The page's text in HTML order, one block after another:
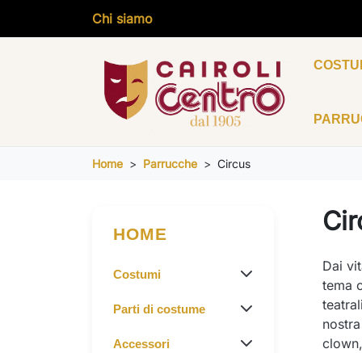
Chi siamo
Home Parrucche Circus
HOME
Costumi
Parti di costume
Accessori
Dai
tema